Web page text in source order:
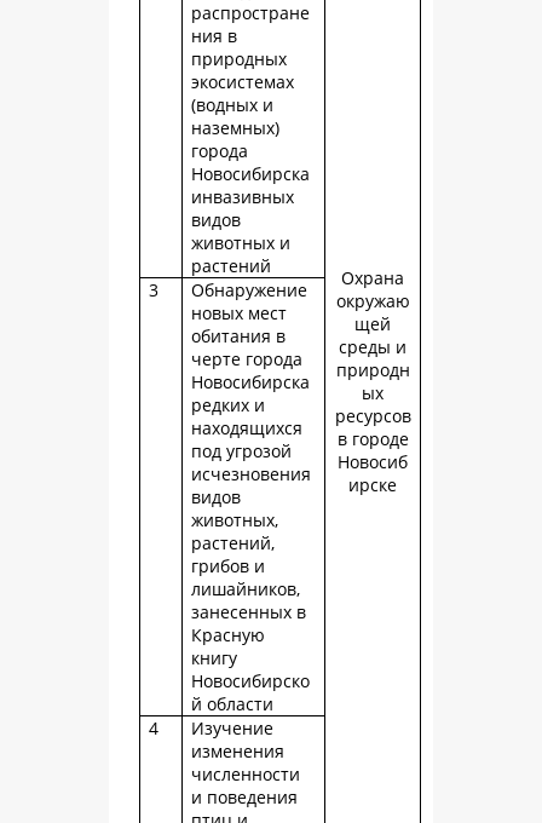
Охрана
окружаю
щей
среды и
природн
ых
ресурсов
в городе
Новосиб
ирске
распростране
ния в
природных
экосистемах
(водных и
наземных)
города
Новосибирска
инвазивных
видов
животных и
растений
3
Обнаружение
новых мест
обитания в
черте города
Новосибирска
редких и
находящихся
под угрозой
исчезновения
видов
животных,
растений,
грибов и
лишайников,
занесенных в
Красную
книгу
Новосибирско
й области
4
Изучение
изменения
численности
и поведения